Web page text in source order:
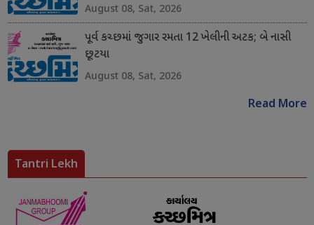
August 08, Sat, 2026
પૂર્વ કચ્છમાં જુગાર રમતા 12 ખેલીની અટક; બે નાસી
છૂટયા
August 08, Sat, 2026
Read More
Tantri Lekh